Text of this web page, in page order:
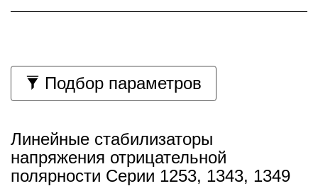
Подбор параметров
Линейные стабилизаторы
напряжения отрицательной
полярности Серии 1253, 1343, 1349